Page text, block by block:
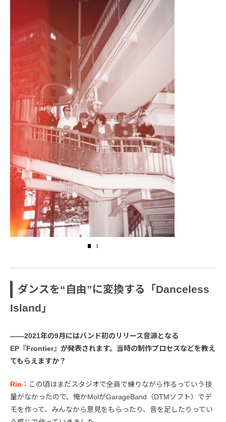
ダンスを“自由”に変換する「Danceless
Island」
――2021年の9月にはバンド初のリリース音源となる
EP『Frontier』が発表されます。当時の制作プロセスなどを教え
てもらえますか？
Rin ：この頃はまだスタジオで全員で練りながら作るっていう技
量がなかったので、俺かMolがGarageBand（DTMソフト）でデ
モを作って、みんなから意見をもらったり、音を足したりってい